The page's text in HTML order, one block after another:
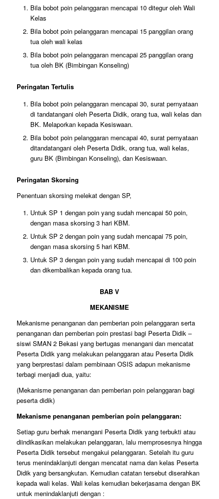
Bila bobot poin pelanggaran mencapai 10 ditegur oleh Wali
Kelas
Bila bobot poin pelanggaran mencapai 15 panggilan orang
tua oleh wali kelas
Bila bobot poin pelanggaran mencapai 25 panggilan orang
tua oleh BK (Bimbingan Konseling)
Peringatan Tertulis
Bila bobot poin pelanggaran mencapai 30, surat pernyataan
di tandatangani oleh Peserta Didik, orang tua, wali kelas dan
BK. Melaporkan kepada Kesiswaan.
Bila bobot poin pelanggaran mencapai 40, surat pernyataan
ditandatangani oleh Peserta Didik, orang tua, wali kelas,
guru BK (Bimbingan Konseling), dan Kesiswaan.
Peringatan Skorsing
Penentuan skorsing melekat dengan SP,
Untuk SP 1 dengan poin yang sudah mencapai 50 poin,
dengan masa skorsing 3 hari KBM.
Untuk SP 2 dengan poin yang sudah mencapai 75 poin,
dengan masa skorsing 5 hari KBM.
Untuk SP 3 dengan poin yang sudah mencapai di 100 poin
dan dikembalikan kepada orang tua.
BAB V
MEKANISME
Mekanisme penanganan dan pemberian poin pelanggaran serta
penanganan dan pemberian poin prestasi bagi Peserta Didik –
siswi SMAN 2 Bekasi yang bertugas menangani dan mencatat
Peserta Didik yang melakukan pelanggaran atau Peserta Didik
yang berprestasi dalam pembinaan OSIS adapun mekanisme
terbagi menjadi dua, yaitu:
(Mekanisme penanganan dan pemberian poin pelanggaran bagi
peserta didik)
Mekanisme penanganan pemberian poin pelanggaran:
Setiap guru berhak menangani Peserta Didik yang terbukti atau
diindikasikan melakukan pelanggaran, lalu memprosesnya hingga
Peserta Didik tersebut mengakui pelanggaran. Setelah itu guru
terus menindaklanjuti dengan mencatat nama dan kelas Peserta
Didik yang bersangkutan. Kemudian catatan tersebut diserahkan
kepada wali kelas. Wali kelas kemudian bekerjasama dengan BK
untuk menindaklanjuti dengan :